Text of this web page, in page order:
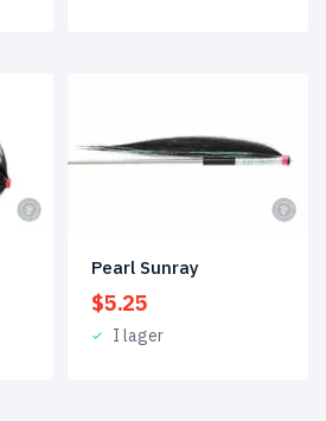
Pearl Sunray
$5.25
I lager